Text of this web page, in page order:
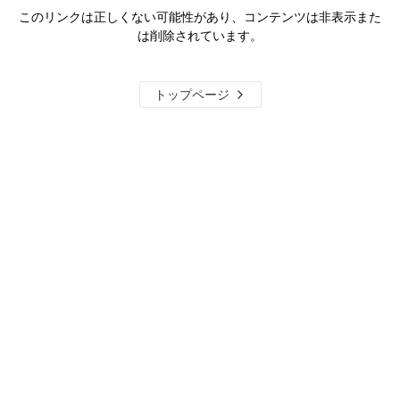
このリンクは正しくない可能性があり、コンテンツは非表示また
は削除されています。
トップページ